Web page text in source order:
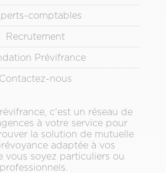
comptables
Recrutement
Prévifrance
Contactez-nous
c’est un réseau de
à votre service pour
la solution de mutuelle
adaptée à vos
vous soyez particuliers ou
professionnels.